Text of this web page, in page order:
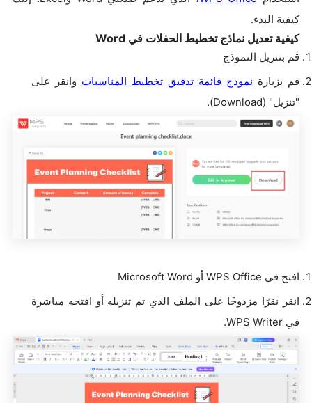
كيفية البدء.
كيفية تعديل نماذج تخطيط الحفلات في Word
قم بتنزيل النموذج
قم بزيارة نموذج قائمة تدقيق تخطيط المناسبات وانقر على
"تنزيل" (Download).
افتح في WPS Office أو Microsoft Word
انقر نقرًا مزدوجًا على الملف الذي تم تنزيله أو افتحه مباشرة
في WPS Writer.